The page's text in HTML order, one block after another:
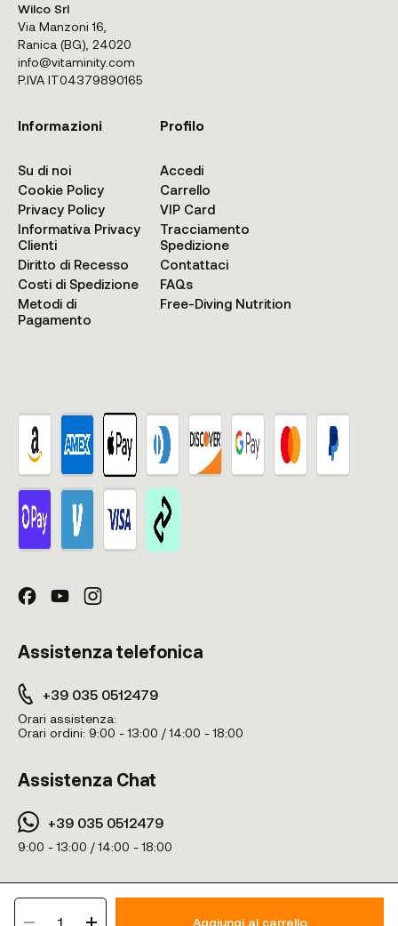
1 Aggiungi al carrello
Wilco Srl
Via Manzoni 16,
Ranica (BG), 24020
info@vitaminity.com
P.IVA IT04379890165
Informazioni
Su di noi
Cookie Policy
Privacy Policy
Informativa Privacy
Clienti
Diritto di Recesso
Costi di Spedizione
Metodi di
Pagamento
Profilo
Accedi
Carrello
VIP Card
Tracciamento
Spedizione
Contattaci
FAQs
Free-Diving Nutrition
Assistenza telefonica
+39 035 0512479
Orari assistenza:
Orari ordini: 9:00 - 13:00 / 14:00 - 18:00
Assistenza Chat
+39 035 0512479
9:00 - 13:00 / 14:00 - 18:00
16, 24020 Ranica BG - Italy - PIVA n° IT04379890165